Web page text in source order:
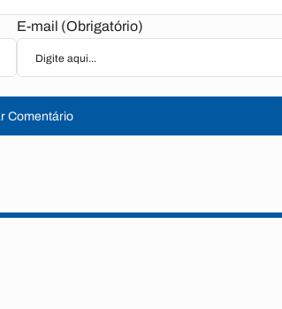
E-mail (Obrigatório)
Comentário